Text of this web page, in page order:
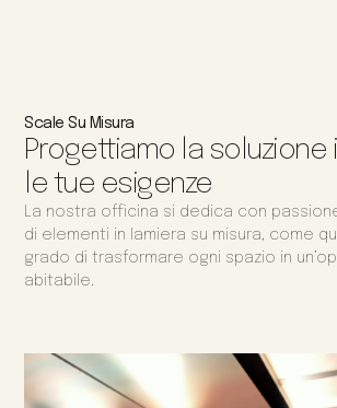
Scale Su Misura
Progettiamo la soluzione
le tue esigenze
La nostra officina si dedica con
di elementi in lamiera su misura, come
grado di trasformare ogni spazio in
abitabile.